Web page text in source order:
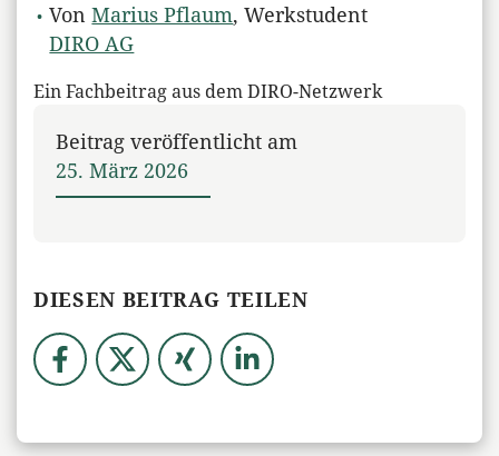
VonMarius Pflaum, Werkstudent
DIRO AG
Ein Fachbeitrag aus dem DIRO-Netzwerk
Beitrag veröffentlicht am
25. März 2026
DIESEN BEITRAG TEILEN